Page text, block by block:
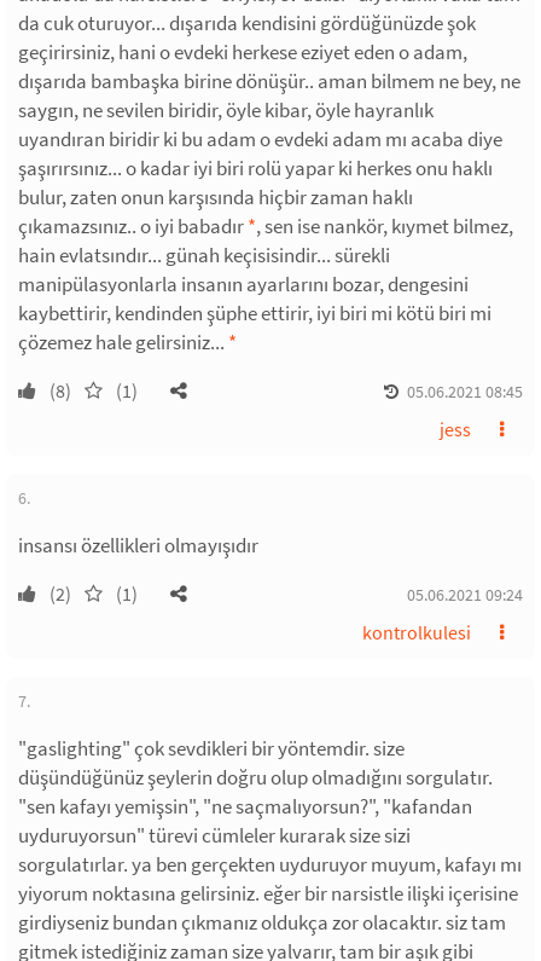
da cuk oturuyor... dışarıda kendisini gördüğünüzde şok
geçirirsiniz, hani o evdeki herkese eziyet eden o adam,
dışarıda bambaşka birine dönüşür.. aman bilmem ne bey, ne
saygın, ne sevilen biridir, öyle kibar, öyle hayranlık
uyandıran biridir ki bu adam o evdeki adam mı acaba diye
şaşırırsınız... o kadar iyi biri rolü yapar ki herkes onu haklı
bulur, zaten onun karşısında hiçbir zaman haklı
çıkamazsınız.. o iyi babadır*, sen ise nankör, kıymet bilmez,
hain evlatsındır... günah keçisisindir... sürekli
manipülasyonlarla insanın ayarlarını bozar, dengesini
kaybettirir, kendinden şüphe ettirir, iyi biri mi kötü biri mi
çözemez hale gelirsiniz... *
(8) (1) 05.06.2021 08:45
jess
6.
insansı özellikleri olmayışıdır
(2) (1) 05.06.2021 09:24
kontrolkulesi
7.
"gaslighting" çok sevdikleri bir yöntemdir. size
düşündüğünüz şeylerin doğru olup olmadığını sorgulatır.
"sen kafayı yemişsin", "ne saçmalıyorsun?", "kafandan
uyduruyorsun" türevi cümleler kurarak size sizi
sorgulatırlar. ya ben gerçekten uyduruyor muyum, kafayı mı
yiyorum noktasına gelirsiniz. eğer bir narsistle ilişki içerisine
girdiyseniz bundan çıkmanız oldukça zor olacaktır. siz tam
gitmek istediğiniz zaman size yalvarır, tam bir aşık gibi